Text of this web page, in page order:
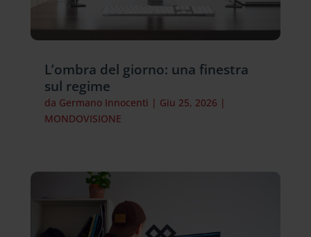
L’ombra del giorno: una finestra
sul regime
da Germano Innocenti | Giu 25, 2026 |
MONDOVISIONE